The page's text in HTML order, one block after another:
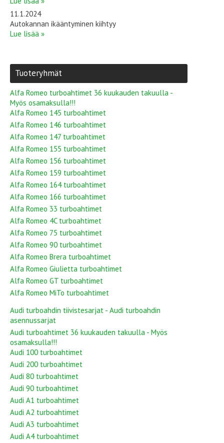
11.1.2024
Autokannan ikääntyminen kiihtyy
Lue lisää »
Tuoteryhmät
Alfa Romeo turboahtimet 36 kuukauden takuulla -
Myös osamaksulla!!!
Alfa Romeo 145 turboahtimet
Alfa Romeo 146 turboahtimet
Alfa Romeo 147 turboahtimet
Alfa Romeo 155 turboahtimet
Alfa Romeo 156 turboahtimet
Alfa Romeo 159 turboahtimet
Alfa Romeo 164 turboahtimet
Alfa Romeo 166 turboahtimet
Alfa Romeo 33 turboahtimet
Alfa Romeo 4C turboahtimet
Alfa Romeo 75 turboahtimet
Alfa Romeo 90 turboahtimet
Alfa Romeo Brera turboahtimet
Alfa Romeo Giulietta turboahtimet
Alfa Romeo GT turboahtimet
Alfa Romeo MiTo turboahtimet
Audi turboahdin tiivistesarjat - Audi turboahdin
asennussarjat
Audi turboahtimet 36 kuukauden takuulla - Myös
osamaksulla!!!
Audi 100 turboahtimet
Audi 200 turboahtimet
Audi 80 turboahtimet
Audi 90 turboahtimet
Audi A1 turboahtimet
Audi A2 turboahtimet
Audi A3 turboahtimet
Audi A4 turboahtimet